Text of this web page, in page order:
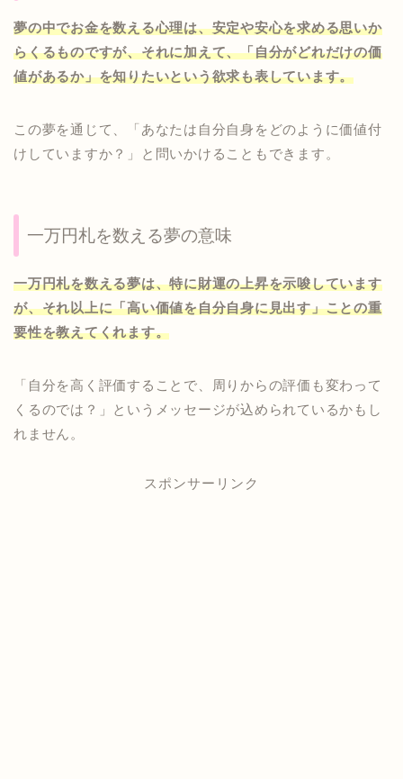
夢の中でお金を数える心理は、安定や安心を求める思いか
らくるものですが、それに加えて、「自分がどれだけの価
値があるか」を知りたいという欲求も表しています。
この夢を通じて、「あなたは自分自身をどのように価値付
けしていますか？」と問いかけることもできます。
一万円札を数える夢の意味
一万円札を数える夢は、特に財運の上昇を示唆しています
が、それ以上に「高い価値を自分自身に見出す」ことの重
要性を教えてくれます。
「自分を高く評価することで、周りからの評価も変わって
くるのでは？」というメッセージが込められているかもし
れません。
スポンサーリンク